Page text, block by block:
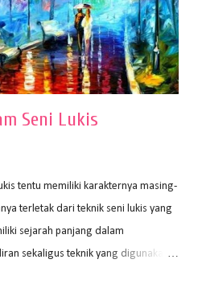
Kertas adalah bahan yang paling
Dalam menggambar
Seni Lukis
tentu memiliki karakternya masing-
terletak dari teknik seni lukis yang
sejarah panjang dalam
sekaligus teknik yang digunakan.